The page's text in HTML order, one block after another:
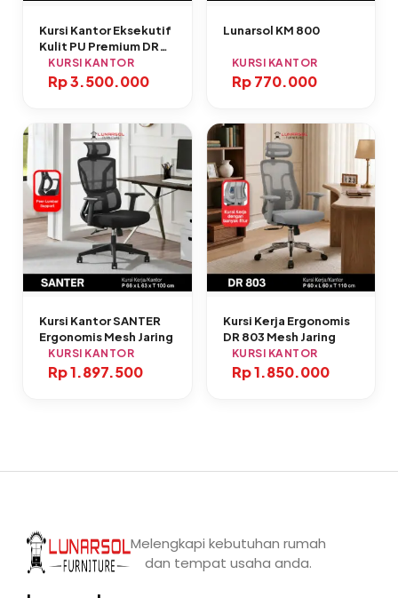
Kursi Kantor Eksekutif
Kulit PU Premium DR
865
KURSI KANTOR
Rp3.500.000
Lunarsol KM 800
KURSI KANTOR
Rp770.000
Kursi Kantor SANTER
Ergonomis Mesh Jaring
KURSI KANTOR
Rp1.897.500
Kursi Kerja Ergonomis
DR 803 Mesh Jaring
KURSI KANTOR
Rp1.850.000
Melengkapi kebutuhan rumah
dan tempat usaha anda.